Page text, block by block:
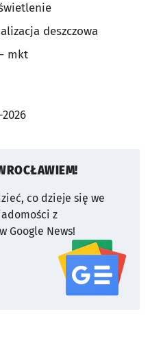
deszczowa
mkt
co dzieje się we
z
Google News!
serwisu